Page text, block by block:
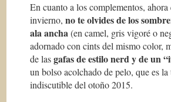
En cuanto a los complementos, ahora
invierno,no te olvides de los
ala ancha(en camel, gris vigoré o
adornado concintsdel mismo color,
de lasgafas de estilo nerd y de un
un bolso acolchado de pelo, que es la
indiscutible del otoño 2015.